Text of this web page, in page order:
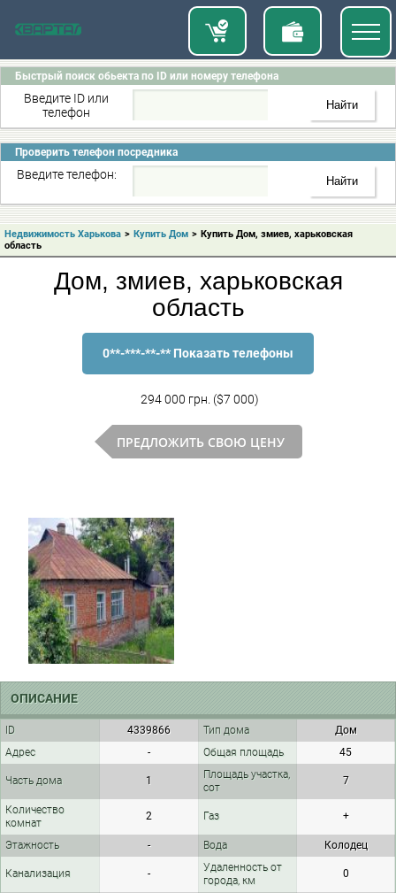
Быстрый поиск обьекта по ID или номеру телефона
Введите ID или
телефон
Проверить телефон посредника
Введите телефон:
Недвижимость Харькова > Купить Дом > Купить Дом, змиев, харьковская
область
Дом, змиев, харьковская
область
0**-***-**-** Показать телефоны
294 000 грн. ($7 000)
ПРЕДЛОЖИТЬ СВОЮ ЦЕНУ
ОПИСАНИЕ
ID 4339866 Тип дома
Дом
Адрес
- Общая площадь 45
Часть дома 1
Площадь участка,
сот
7
Количество
комнат
2 Газ +
Этажность - Вода Колодец
Канализация -
Удаленность от
города, км
0